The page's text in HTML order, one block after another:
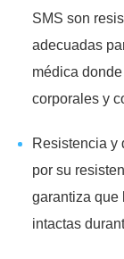
SMS son
adecuadas
médica
corporales y
Resistencia y
por su
garantiza que
intactas